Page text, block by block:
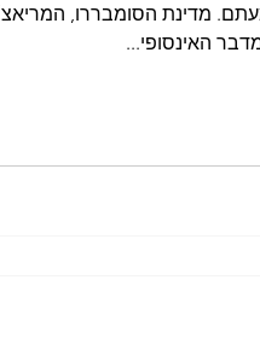
מדינת הסומבררו,
האינסופי...